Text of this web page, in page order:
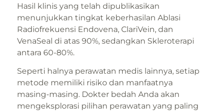
Hasil klinis yang telah dipublikasikan
menunjukkan tingkat keberhasilan Ablasi
Radiofrekuensi Endovena, ClariVein, dan
VenaSeal di atas 90%, sedangkan Skleroterapi
antara 60-80%.
Seperti halnya perawatan medis lainnya, setiap
metode memiliki risiko dan manfaatnya
masing-masing. Dokter bedah Anda akan
mengeksplorasi pilihan perawatan yang paling